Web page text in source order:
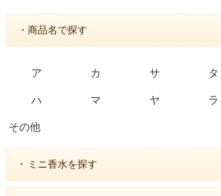
・商品名で探す
ア カ サ タ
ハ マ ヤ ラ
その他
・ ミニ香水を探す